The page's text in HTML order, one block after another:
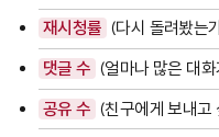
재시청률 (다시 돌려봤는
댓글 수 (얼마나 많은 대
공유 수 (친구에게 보내고